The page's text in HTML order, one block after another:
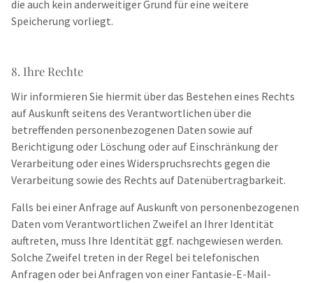
die auch kein anderweitiger Grund für eine weitere
Speicherung vorliegt.
8. Ihre Rechte
Wir informieren Sie hiermit über das Bestehen eines Rechts
auf Auskunft seitens des Verantwortlichen über die
betreffenden personenbezogenen Daten sowie auf
Berichtigung oder Löschung oder auf Einschränkung der
Verarbeitung oder eines Widerspruchsrechts gegen die
Verarbeitung sowie des Rechts auf Datenübertragbarkeit.
Falls bei einer Anfrage auf Auskunft von personenbezogenen
Daten vom Verantwortlichen Zweifel an Ihrer Identität
auftreten, muss Ihre Identität ggf. nachgewiesen werden.
Solche Zweifel treten in der Regel bei telefonischen
Anfragen oder bei Anfragen von einer Fantasie-E-Mail-